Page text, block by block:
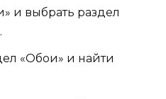
и выбрать раздел
«Обои» и найти